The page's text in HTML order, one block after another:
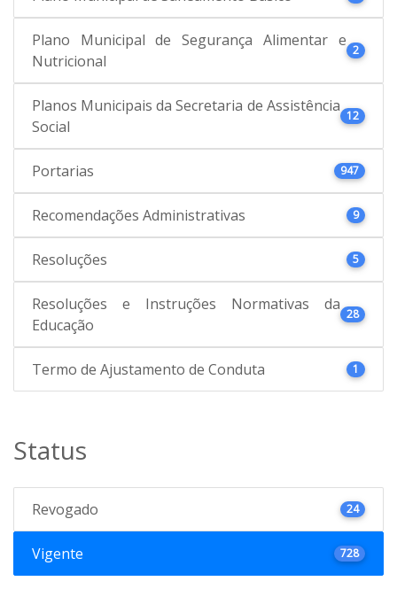
Plano Municipal de Segurança Alimentar e
Nutricional
2
Planos Municipais da Secretaria de Assistência
Social
12
Portarias 947
Recomendações Administrativas 9
Resoluções 5
Resoluções e Instruções Normativas da
Educação
28
Termo de Ajustamento de Conduta 1
Status
Revogado 24
Vigente 728